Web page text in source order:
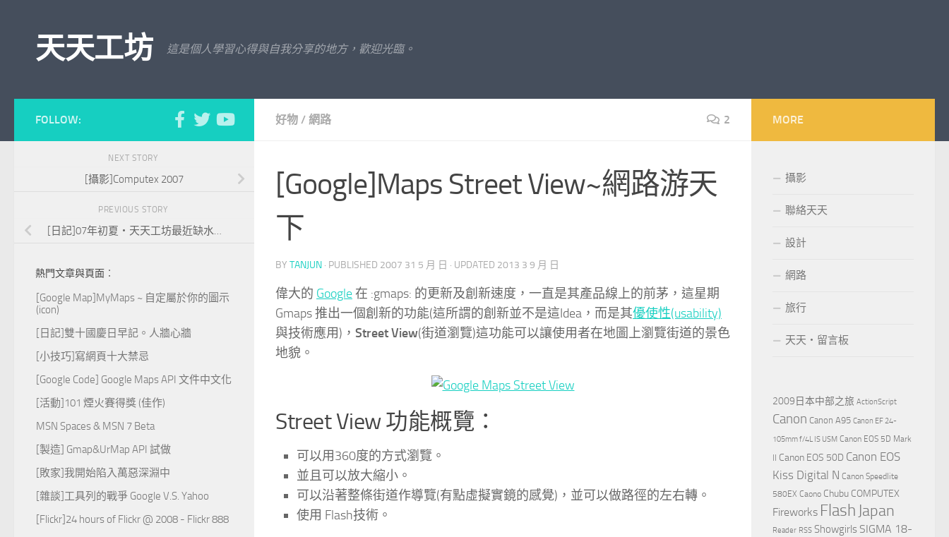
天天工坊 這是個人學習心得與自我分享的地方，歡迎光臨。
好物 / 網路 2
[Google]Maps Street View~網路游天
下
BY TANJUN · PUBLISHED 2007 31 5 月 日 · UPDATED 2013 3 9 月 日
偉大的 Google 在 :gmaps: 的更新及創新速度，一直是其產品線上的前茅，這星期
Gmaps 推出一個創新的功能(這所謂的創新並不是這Idea，而是其優使性(usability)
與技術應用)， Street View(街道瀏覽)這功能可以讓使用者在地圖上瀏覽街道的景色
地貌。
Street View 功能概覽：
可以用360度的方式瀏覽。
並且可以放大縮小。
可以沿著整條街道作導覽(有點虛擬實鏡的感覺)，並可以做路徑的左右轉。
使用 Flash技術。
FOLLOW:
NEXT STORY
[攝影]Computex 2007
PREVIOUS STORY
[日記]07年初夏‧天天工坊最近缺水…
熱門文章與頁面︰
[Google Map]MyMaps ~ 自定屬於你的圖示
(icon)
[日記]雙十國慶日早記。人牆心牆
[小技巧]寫網頁十大禁忌
[Google Code] Google Maps API 文件中文化
[活動]101 煙火賽得獎 (佳作)
MSN Spaces & MSN 7 Beta
[製造] Gmap&UrMap API 試做
[敗家]我開始陷入萬惡深淵中
[雜談]工具列的戰爭 Google V.S. Yahoo
[Flickr]24 hours of Flickr @ 2008 - Flickr 888
MORE
攝影
聯絡天天
設計
網路
旅行
天天‧留言板
2009日本中部之旅 ActionScript
Canon Canon A95 Canon EF 24-
105mm f/4L IS USM Canon EOS 5D Mark
Canon EOS 50D Canon EOS
Kiss Digital N Canon Speedlite
580EX Caono Chubu COMPUTEX
Fireworks Flash Japan
Reader RSS Showgirls SIGMA 18-